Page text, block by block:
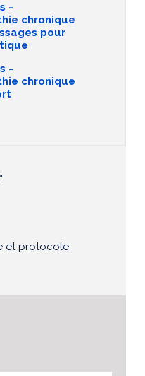
-
chronique
pour
-
chronique
et protocole